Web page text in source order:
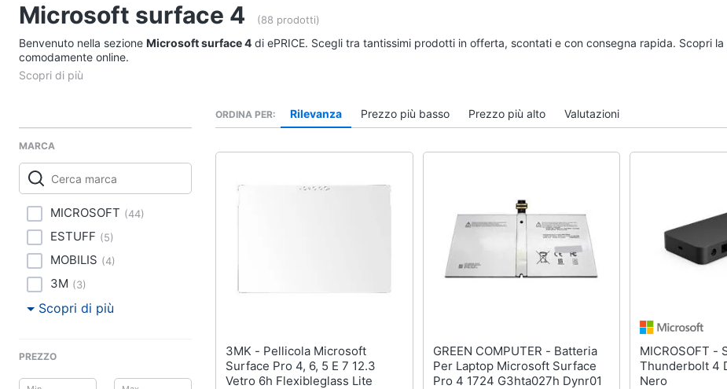
Telefonia
Tv e Home Cinema
Smart home
Clima
Arredo
Brico e Giardinaggio
Salute e igiene
Microsoft surface 4 (88 prodotti)
Benvenuto nella sezione Microsoft surface 4 di ePRICE. Scegli tra tantissimi prodotti in offerta, scontati e con consegna rapida. Scopri
comodamente online.
MARCA
MICROSOFT (44)
ESTUFF (5)
MOBILIS (4)
3M (3)
Scopri di più
PREZZO
ORDINA PER Rilevanza Prezzo più basso Prezzo più alto Valutazioni
3MK - Pellicola Microsoft
Surface Pro 4, 6, 5 E 7 12.3
Vetro 6h Flexibleglass Lite
GREEN COMPUTER - Batteria
Per Laptop Microsoft Surface
Pro 4 1724 G3hta027h Dynr01
MICROSOFT - Surface
Thunderbolt 4
Nero